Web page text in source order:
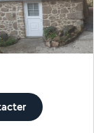
divers... Pose
actif.